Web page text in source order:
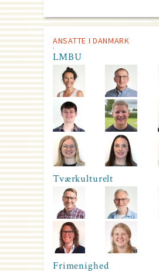
ANSATTE I DANMARK
LMBU
Tværkulturelt
Frimenighed